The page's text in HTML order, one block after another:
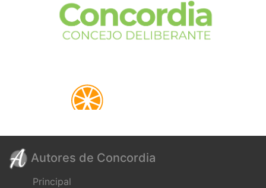
Autores de Concordia
Principal